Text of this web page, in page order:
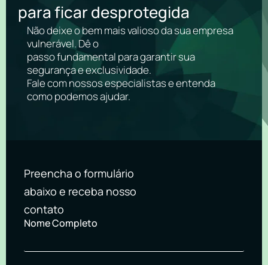
para ficar desprotegida
Não deixe o bem mais valioso da sua empresa
vulnerável. Dê o
passo fundamental para garantir sua
segurança e exclusividade.
Fale com nossos especialistas e entenda
como podemos ajudar.
Preencha o formulário
abaixo e receba nosso
contato
Nome Completo